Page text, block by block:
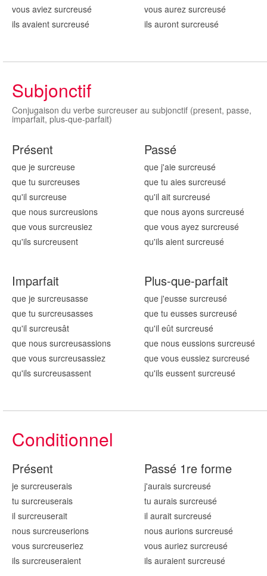
vous aviez surcreusé
ils avaient surcreusé
vous aurez surcreusé
ils auront surcreusé
Subjonctif
Conjugaison du verbe surcreuser au subjonctif (present, passe,
imparfait, plus-que-parfait)
Présent
que je surcreuse
que tu surcreuses
qu'il surcreuse
que nous surcreusions
que vous surcreusiez
qu'ils surcreusent
Passé
que j'aie surcreusé
que tu aies surcreusé
qu'il ait surcreusé
que nous ayons surcreusé
que vous ayez surcreusé
qu'ils aient surcreusé
Imparfait
que je surcreusasse
que tu surcreusasses
qu'il surcreusât
que nous surcreusassions
que vous surcreusassiez
qu'ils surcreusassent
Plus-que-parfait
que j'eusse surcreusé
que tu eusses surcreusé
qu'il eût surcreusé
que nous eussions surcreusé
que vous eussiez surcreusé
qu'ils eussent surcreusé
Conditionnel
Présent
je surcreuserais
tu surcreuserais
il surcreuserait
nous surcreuserions
vous surcreuseriez
ils surcreuseraient
Passé 1re forme
j'aurais surcreusé
tu aurais surcreusé
il aurait surcreusé
nous aurions surcreusé
vous auriez surcreusé
ils auraient surcreusé